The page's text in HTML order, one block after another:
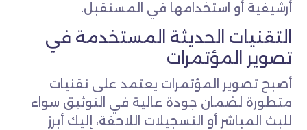
أرشيفية أو استخدامها في المستقبل.
التقنيات الحديثة المستخدمة في
تصوير المؤتمرات
أصبح تصوير المؤتمرات يعتمد على تقنيات
متطورة لضمان جودة عالية في التوثيق سواء
للبث المباشر أو التسجيلات اللاحقة، إليك أبرز